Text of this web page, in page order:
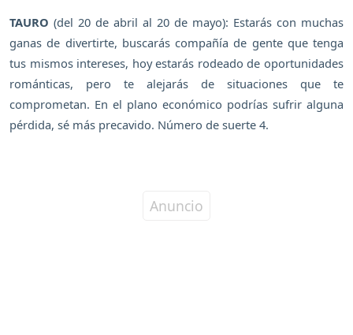
TAURO (del 20 de abril al 20 de mayo): Estarás con muchas
ganas de divertirte, buscarás compañía de gente que tenga
tus mismos intereses, hoy estarás rodeado de oportunidades
románticas, pero te alejarás de situaciones que te
comprometan. En el plano económico podrías sufrir alguna
pérdida, sé más precavido. Número de suerte 4.